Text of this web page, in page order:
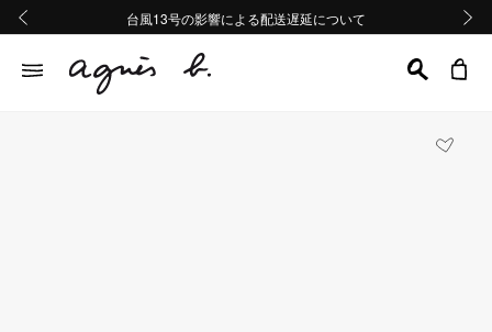
熊本地域地震の影響による配送遅延について
Summer Sale 2buy10%OFF!!
台風13号の影響による配送遅延について
熊本地域地震の影響による配送遅延について
Summer Sale 2buy10%OFF!!